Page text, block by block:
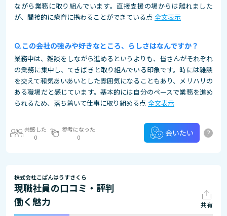
ながら業務に取り組んでいます。直接支援の場からは離れました
が、間接的に療育に携わることができている点 全文表示
この会社の強みや好きなところ、らしさはなんですか？
業務中は、雑談をしながら進めるというよりも、皆さんがそれぞれ
の業務に集中し、てきぱきと取り組んでいる印象です。時には雑談
を交えて和気あいあいとした雰囲気になることもあり、メリハリの
ある職場だと感じています。基本的には自分のペースで業務を進め
られるため、落ち着いて仕事に取り組める点 全文表示
共感した
0
参考になった
0
会いたい ?
株式会社こぱんはうすさくら
現職社員の口コミ・評判
働く魅力
共有